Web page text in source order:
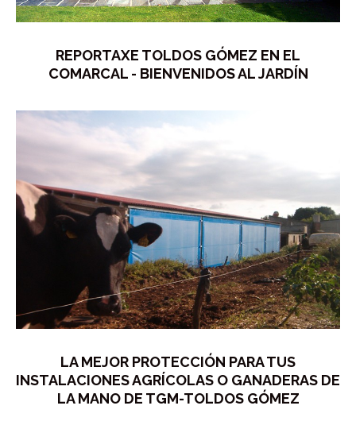
REPORTAXE TOLDOS GÓMEZ EN EL
COMARCAL - BIENVENIDOS AL JARDÍN
LA MEJOR PROTECCIÓN PARA TUS
INSTALACIONES AGRÍCOLAS O GANADERAS DE
LA MANO DE TGM-TOLDOS GÓMEZ